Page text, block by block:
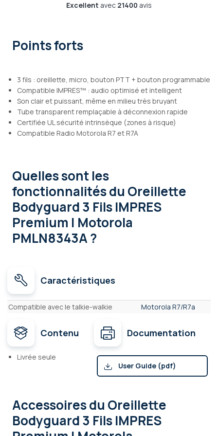
Excellent avec 21400 avis
Points forts
3 fils : oreillette, micro, bouton PTT + bouton programmable
Compatible IMPRES™ : audio optimisé et intelligent
Son clair et puissant, même en milieu très bruyant
Tube transparent remplaçable à déconnexion rapide
Certifiée UL sécurité intrinsèque (zones à risque)
Compatible Radio Motorola R7 et R7A
Quelles sont les
fonctionnalitésdu Oreillette
Bodyguard 3 Fils IMPRES
Premium | Motorola
PMLN8343A ?
Caractéristiques
Caractéristiques
Compatible avec le talkie-walkie Motorola R7/R7a
Contenu
Livrée seule
Documentation
User Guide (pdf)
Accessoiresdu Oreillette
Bodyguard 3 Fils IMPRES